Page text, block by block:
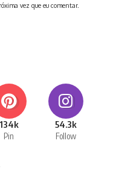
vez que eu comentar.
134k
Pin
54.3k
Follow